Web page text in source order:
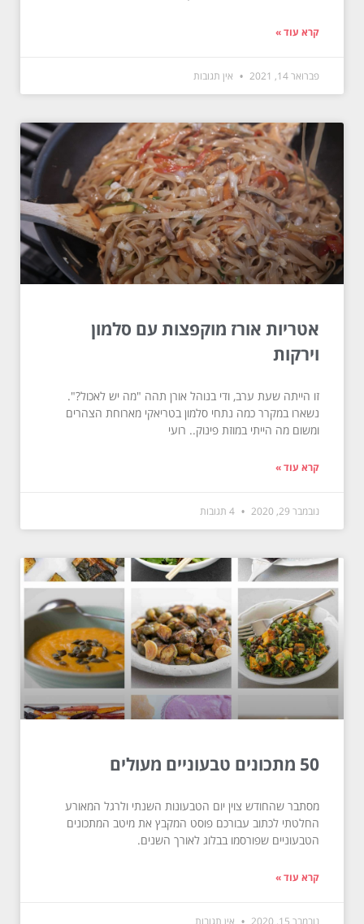
קרא עוד »
פברואר 14, 2021 אין תגובות
אטריות אורז מוקפצות עם סלמון
וירקות
זו הייתה שעת ערב, ודי בנוהל אורן תהה "מה יש לאכול?".
נשארו במקרר כמה נתחי סלמון בטריאקי מארוחת הצהרים
ומשום מה הייתי במוזת פינוק.. רועי
קרא עוד »
נובמבר 29, 2020
50 מתכונים טבעוניים מעולים
מסתבר שהחודש צוין יום הטבעונות השנתי ולרגל המאורע
החלטתי לכתוב עבורכם פוסט המקבץ את מיטב המתכונים
הטבעוניים שפורסמו בבלוג לאורך השנים.
קרא עוד »